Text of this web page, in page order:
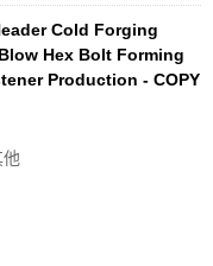
Cold Forging
Hex Bolt Forming
Production - COPY
他